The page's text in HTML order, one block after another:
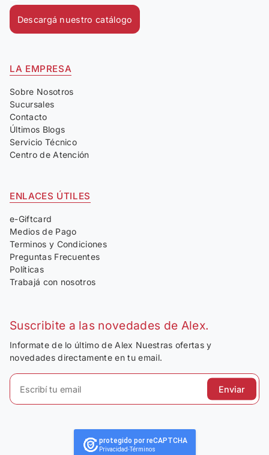
Descargá nuestro catálogo
LA EMPRESA
Sobre Nosotros
Sucursales
Contacto
Últimos Blogs
Servicio Técnico
Centro de Atención
ENLACES ÚTILES
e-Giftcard
Medios de Pago
Terminos y Condiciones
Preguntas Frecuentes
Políticas
Trabajá con nosotros
Suscribite a las novedades de Alex.
Informate de lo último de Alex Nuestras ofertas y
novedades directamente en tu email.
Enviar
protegido por reCAPTCHA
Privacidad-Términos